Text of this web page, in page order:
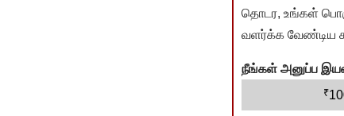
தொடர, உங்கள்
வளர்க்க வேண்டிய
நீங்கள் அனுப்ப
₹